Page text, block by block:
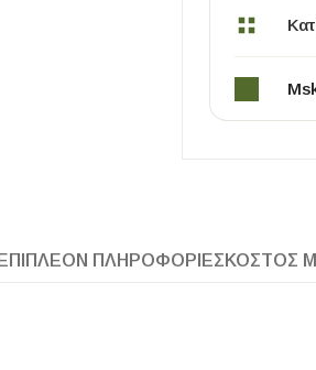
ΕΠΙΠΛΈΟΝ ΠΛΗΡΟΦΟΡΊΕΣ ΚΌΣΤΟΣ